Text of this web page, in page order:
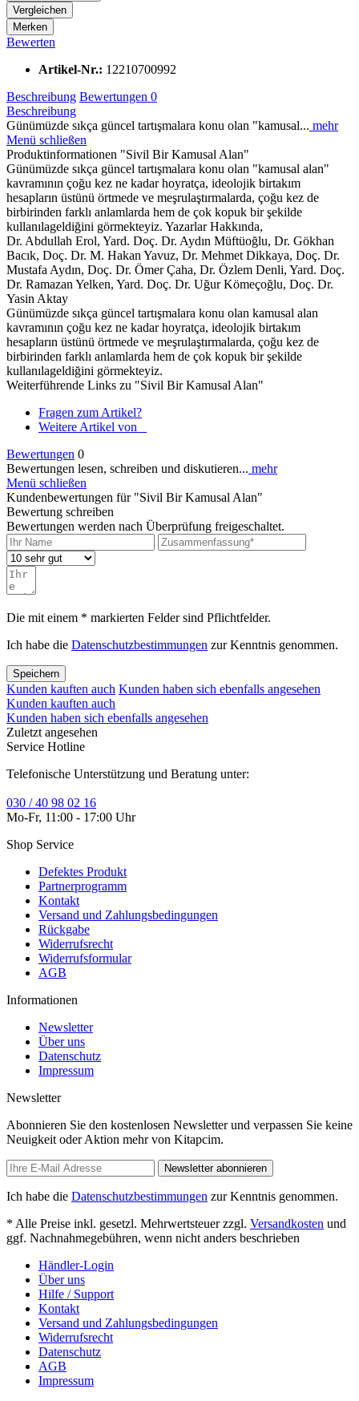
Vergleichen
Merken
Bewerten
Artikel-Nr.: 12210700992
Beschreibung Bewertungen 0
Beschreibung
Günümüzde sıkça güncel tartışmalara konu olan "kamusal... mehr
Menü schließen
Produktinformationen "Sivil Bir Kamusal Alan"
Günümüzde sıkça güncel tartışmalara konu olan "kamusal alan"
kavramının çoğu kez ne kadar hoyratça, ideolojik birtakım
hesapların üstünü örtmede ve meşrulaştırmalarda, çoğu kez de
birbirinden farklı anlamlarda hem de çok kopuk bir şekilde
kullanılageldiğini görmekteyiz. Yazarlar Hakkında,
Dr. Abdullah Erol, Yard. Doç. Dr. Aydın Müftüoğlu, Dr. Gökhan
Bacık, Doç. Dr. M. Hakan Yavuz, Dr. Mehmet Dikkaya, Doç. Dr.
Mustafa Aydın, Doç. Dr. Ömer Çaha, Dr. Özlem Denli, Yard. Doç.
Dr. Ramazan Yelken, Yard. Doç. Dr. Uğur Kömeçoğlu, Doç. Dr.
Yasin Aktay
Günümüzde sıkça güncel tartışmalara konu olan kamusal alan
kavramının çoğu kez ne kadar hoyratça, ideolojik birtakım
hesapların üstünü örtmede ve meşrulaştırmalarda, çoğu kez de
birbirinden farklı anlamlarda hem de çok kopuk bir şekilde
kullanılageldiğini görmekteyiz.
Weiterführende Links zu "Sivil Bir Kamusal Alan"
Fragen zum Artikel?
Weitere Artikel von _
Bewertungen 0
Bewertungen lesen, schreiben und diskutieren... mehr
Menü schließen
Kundenbewertungen für "Sivil Bir Kamusal Alan"
Bewertung schreiben
Bewertungen werden nach Überprüfung freigeschaltet.
Die mit einem * markierten Felder sind Pflichtfelder.
Ich habe die Datenschutzbestimmungen zur Kenntnis genommen.
Speichern
Kunden kauften auch Kunden haben sich ebenfalls angesehen
Kunden kauften auch
Kunden haben sich ebenfalls angesehen
Zuletzt angesehen
Service Hotline
Telefonische Unterstützung und Beratung unter:
030 / 40 98 02 16
Mo-Fr, 11:00 - 17:00 Uhr
Shop Service
Defektes Produkt
Partnerprogramm
Kontakt
Versand und Zahlungsbedingungen
Rückgabe
Widerrufsrecht
Widerrufsformular
AGB
Informationen
Newsletter
Über uns
Datenschutz
Impressum
Newsletter
Abonnieren Sie den kostenlosen Newsletter und verpassen Sie keine
Neuigkeit oder Aktion mehr von Kitapcim.
Newsletter abonnieren
Ich habe die Datenschutzbestimmungen zur Kenntnis genommen.
* Alle Preise inkl. gesetzl. Mehrwertsteuer zzgl. Versandkosten und
ggf. Nachnahmegebühren, wenn nicht anders beschrieben
Händler-Login
Über uns
Hilfe / Support
Kontakt
Versand und Zahlungsbedingungen
Widerrufsrecht
Datenschutz
AGB
Impressum